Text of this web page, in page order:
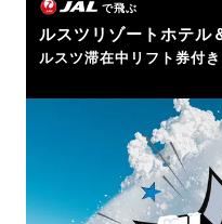
で飛ぶ
ルスツリゾートホテル
ルスツ滞在中リフト券付き